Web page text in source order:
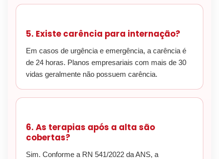
5. Existe carência para internação?
Em casos de urgência e emergência, a carência é
de 24 horas. Planos empresariais com mais de 30
vidas geralmente não possuem carência.
6. As terapias após a alta são
cobertas?
Sim. Conforme a RN 541/2022 da ANS, a